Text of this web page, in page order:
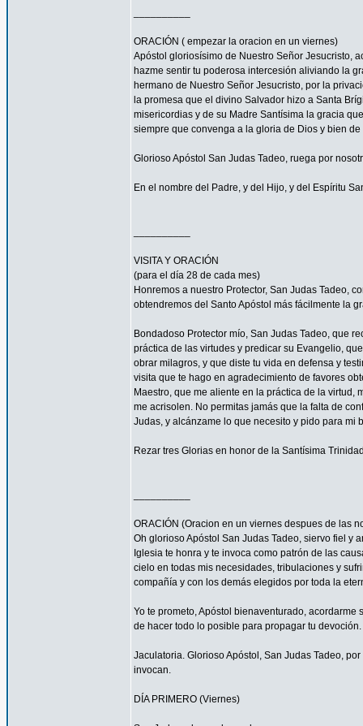
ORACIÓN ( empezar la oracion en un viernes)
Apóstol gloriosísimo de Nuestro Señor Jesucristo,
hazme sentir tu poderosa intercesión aliviando la
hermano de Nuestro Señor Jesucristo, por la
la promesa que el divino Salvador hizo a Santa
misericordias y de su Madre Santísima la gracia
siempre que convenga a la gloria de Dios y bien de
Glorioso Apóstol San Judas Tadeo, ruega por
En el nombre del Padre, y del Hijo, y del Espíritu
VISITA Y ORACIÓN
(para el día 28 de cada mes)
Honremos a nuestro Protector, San Judas Tadeo,
obtendremos del Santo Apóstol más fácilmente la
Bondadoso Protector mío, San Judas Tadeo, que
práctica de las virtudes y predicar su Evangelio,
obrar milagros, y que diste tu vida en defensa y
visita que te hago en agradecimiento de favores
Maestro, que me aliente en la práctica de la
me acrisolen. No permitas jamás que la falta de
Judas, y alcánzame lo que necesito y pido para mi
Rezar tres Glorias en honor de la Santísima
ORACIÓN (Oracion en un viernes despues de las
Oh glorioso Apóstol San Judas Tadeo, siervo fiel y
Iglesia te honra y te invoca como patrón de las
cielo en todas mis necesidades, tribulaciones y
compañía y con los demás elegidos por toda la
Yo te prometo, Apóstol bienaventurado,
de hacer todo lo posible para propagar tu devoción.
Jaculatoria. Glorioso Apóstol, San Judas Tadeo,
invocan.
DÍA PRIMERO (Viernes)